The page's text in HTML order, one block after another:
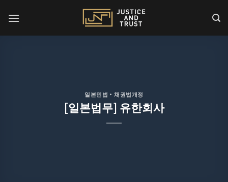
일본민법・채권법개정
[일본법무] 유한회사